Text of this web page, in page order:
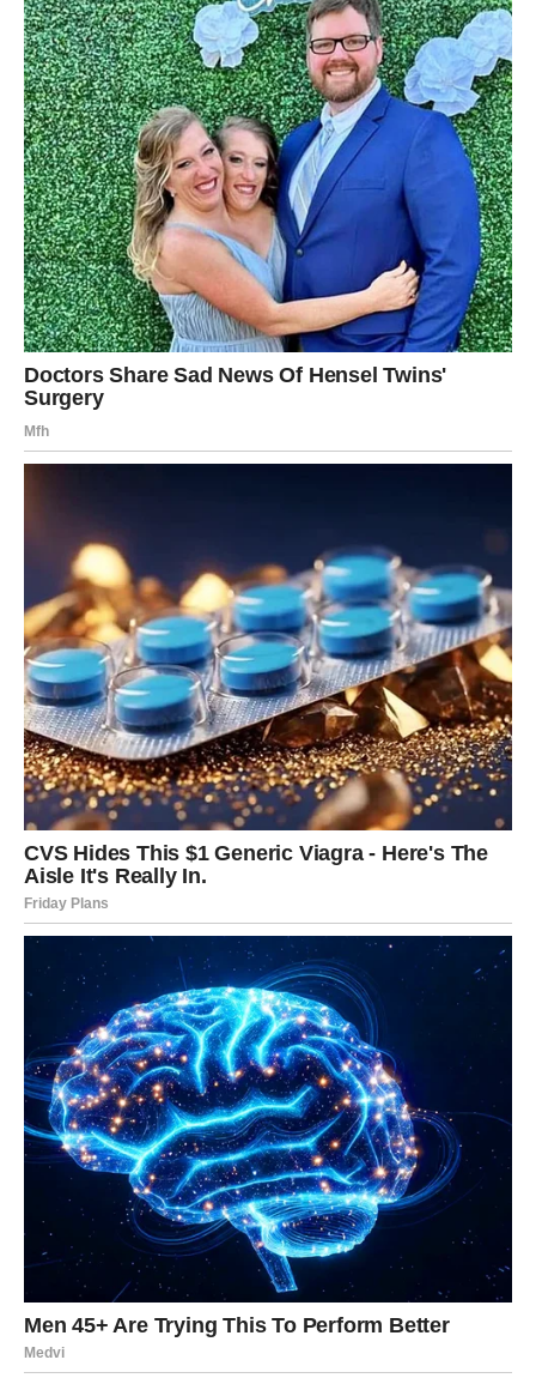
Srce dobija novu priliku za sreću
Pred vama su veoma posebni emotivni trenuci.
VODOLIJA
Zvijezde vam donose veoma neočekivan povratak bivše
ljubavi.
Bićete zbunjeni jer ste mislili da je ta priča završena
zauvijek.
Sudbina vam mijenja planove
Pred vama su trenuci puni emocija i iznenađenja.
RIBE
Ribe ulaze u veoma emotivan period tokom kojeg
prošlost ponovo postaje važna tema.
Jedna osoba pokazuje da vas nikada nije zaboravila i da
još uvijek nosi snažne emocije prema vama.
Ljubav koja je ostala u srcu vraća se
Pred vama su trenuci puni topline i iskrenih emocija.
Bivša ljubav sada misli na mnoge znakove Zodijaka, ali
posebno će to osjetiti Rakovi, Vage i Ribe kojima dolaze
poruke i priznanja koja mogu potpuno promijeniti njihovu
budućnost.
Zvijezde sada pokazuju da neke emocije nikada ne
nestanu i da prava ljubav uvijek pronađe način da se vrati
onda kada srce ponovo postane spremno da vjeruje.